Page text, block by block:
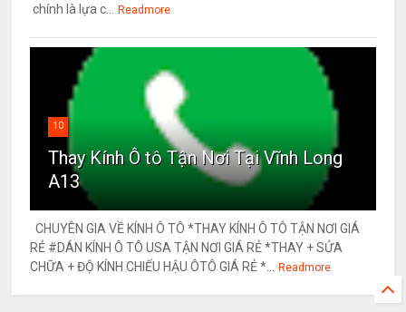
chính là lựa c...
Readmore
10
Thay Kính Ô tô Tận Nơi Tại Vĩnh Long
A13
CHUYÊN GIA VỀ KÍNH Ô TÔ *THAY KÍNH Ô TÔ TẬN NƠI GIÁ
RẺ #DÁN KÍNH Ô TÔ USA TẬN NƠI GIÁ RẺ *THAY + SỬA
CHỮA + ĐỘ KÍNH CHIẾU HẬU ÔTÔ GIÁ RẺ *...
Readmore